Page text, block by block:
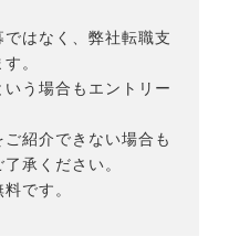
はなく、弊社転職支
。
う場合もエントリー
紹介できない場合も
承ください。
です。